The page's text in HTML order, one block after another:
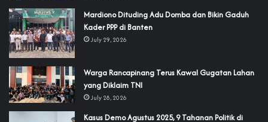
‎Mardiono Dituding Adu Domba dan Bikin Gaduh
Kader PPP di Banten
July 29, 2026
‎Warga Rancapinang Terus Kawal Gugatan Lahan
yang Diklaim TNI‎‎
July 28, 2026
‎Kasus Demo Agustus 2025, 9 Tahanan Politik di